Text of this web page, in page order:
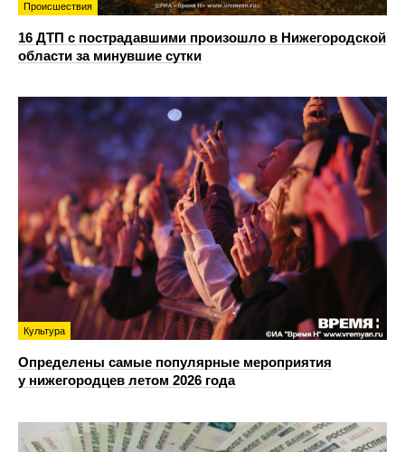
Происшествия
16 ДТП с пострадавшими произошло в Нижегородской
области за минувшие сутки
Культура
Определены самые популярные мероприятия
у нижегородцев летом 2026 года